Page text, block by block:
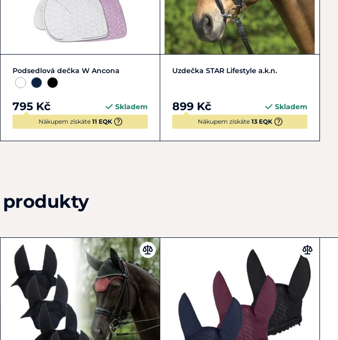
DR VS
Podsedlová dečka W Ancona
795 Kč Skladem
Nákupem získáte 11 EQK
Cob Full MiniShetty
Uzdečka STAR Lifestyle a.k.n.
899 Kč Skladem
Nákupem získáte 13 EQK
produkty